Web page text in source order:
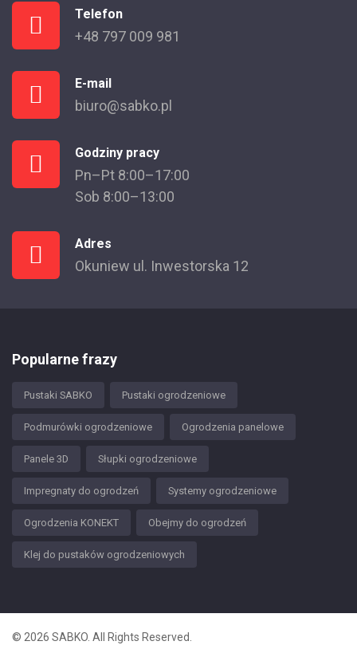
Telefon
+48 797 009 981
E-mail
biuro@sabko.pl
Godziny pracy
Pn–Pt 8:00–17:00
Sob 8:00–13:00
Adres
Okuniew ul. Inwestorska 12
Popularne frazy
Pustaki SABKO Pustaki ogrodzeniowe
Podmurówki ogrodzeniowe Ogrodzenia panelowe
Panele 3D Słupki ogrodzeniowe
Impregnaty do ogrodzeń Systemy ogrodzeniowe
Ogrodzenia KONEKT Obejmy do ogrodzeń
Klej do pustaków ogrodzeniowych
© 2026 SABKO. All Rights Reserved.